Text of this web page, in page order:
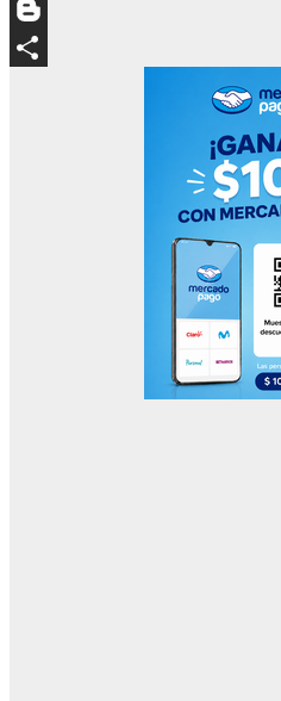
Tumblr
Blogger